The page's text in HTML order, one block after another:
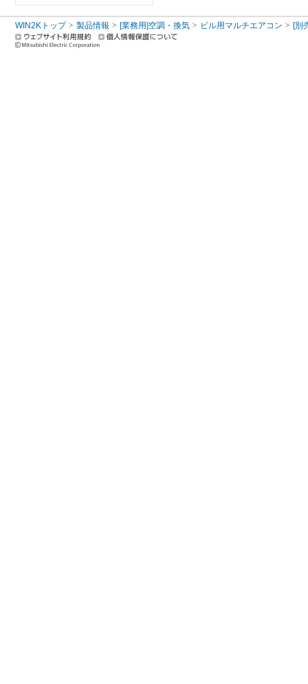
WIN2Kトップ 製品情報 [業務用]空調・換気 ビル用マルチエアコン [別